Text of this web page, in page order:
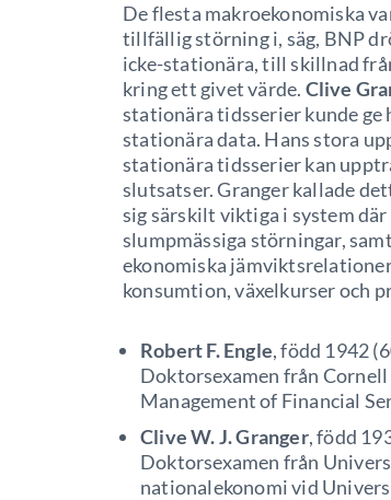
De flesta makroekonomiska
tillfällig störning i, säg, BNP
icke-stationära, till skillnad
kring ett givet värde. Clive
stationära tidsserier kunde ge
stationära data. Hans stora
stationära tidsserier kan
slutsatser. Granger kallade
sig särskilt viktiga i system
slumpmässiga störningar,
ekonomiska
konsumtion, växelkurser och
Robert F. Engle, född 1942
Doktorsexamen från
Management of Financial
Clive W. J. Granger, född
Doktorsexamen från
nationalekonomi vid